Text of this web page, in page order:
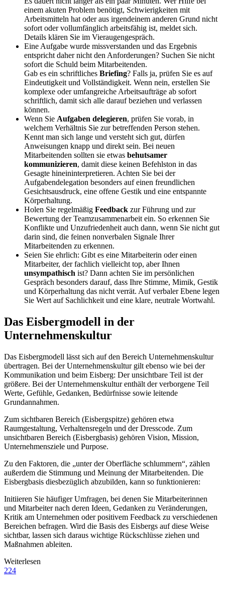
einem akuten Problem benötigt, Schwierigkeiten mit
Arbeitsmitteln hat oder aus irgendeinem anderen Grund nicht
sofort oder vollumfänglich arbeitsfähig ist, meldet sich.
Details klären Sie im Vieraugengespräch.
Eine Aufgabe wurde missverstanden und das Ergebnis
entspricht daher nicht den Anforderungen? Suchen Sie nicht
sofort die Schuld beim Mitarbeitenden.
Gab es ein schriftliches Briefing? Falls ja, prüfen Sie es auf
Eindeutigkeit und Vollständigkeit. Wenn nein, erstellen Sie
komplexe oder umfangreiche Arbeitsaufträge ab sofort
schriftlich, damit sich alle darauf beziehen und verlassen
können.
Wenn Sie Aufgaben delegieren, prüfen Sie vorab, in
welchem Verhältnis Sie zur betreffenden Person stehen.
Kennt man sich lange und versteht sich gut, dürfen
Anweisungen knapp und direkt sein. Bei neuen
Mitarbeitenden sollten sie etwas behutsamer
kommunizieren, damit diese keinen Befehlston in das
Gesagte hineininterpretieren. Achten Sie bei der
Aufgabendelegation besonders auf einen freundlichen
Gesichtsausdruck, eine offene Gestik und eine entspannte
Körperhaltung.
Holen Sie regelmäßig Feedback zur Führung und zur
Bewertung der Teamzusammenarbeit ein. So erkennen Sie
Konflikte und Unzufriedenheit auch dann, wenn Sie nicht gut
darin sind, die feinen nonverbalen Signale Ihrer
Mitarbeitenden zu erkennen.
Seien Sie ehrlich: Gibt es eine Mitarbeiterin oder einen
Mitarbeiter, der fachlich vielleicht top, aber Ihnen
unsympathisch ist? Dann achten Sie im persönlichen
Gespräch besonders darauf, dass Ihre Stimme, Mimik, Gestik
und Körperhaltung das nicht verrät. Auf verbaler Ebene legen
Sie Wert auf Sachlichkeit und eine klare, neutrale Wortwahl.
Das Eisbergmodell in der
Unternehmenskultur
Das Eisbergmodell lässt sich auf den Bereich Unternehmenskultur
übertragen. Bei der Unternehmenskultur gilt ebenso wie bei der
Kommunikation und beim Eisberg: Der unsichtbare Teil ist der
größere. Bei der Unternehmenskultur enthält der verborgene Teil
Werte, Gefühle, Gedanken, Bedürfnisse sowie leitende
Grundannahmen.
Zum sichtbaren Bereich (Eisbergspitze) gehören etwa
Raumgestaltung, Verhaltensregeln und der Dresscode. Zum
unsichtbaren Bereich (Eisbergbasis) gehören Vision, Mission,
Unternehmensziele und Purpose.
Zu den Faktoren, die „unter der Oberfläche schlummern“, zählen
außerdem die Stimmung und Meinung der Mitarbeitenden. Die
Eisbergbasis diesbezüglich abzubilden, kann so funktionieren:
Initiieren Sie häufiger Umfragen, bei denen Sie Mitarbeiterinnen
und Mitarbeiter nach deren Ideen, Gedanken zu Veränderungen,
Kritik am Unternehmen oder positivem Feedback zu verschiedenen
Bereichen befragen. Wird die Basis des Eisbergs auf diese Weise
sichtbar, lassen sich daraus wichtige Rückschlüsse ziehen und
Maßnahmen ableiten.
Weiterlesen
224